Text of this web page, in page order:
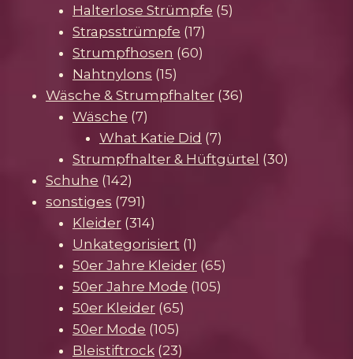
Produkte
Halterlose Strümpfe 55
Strapsstrümpfe 1717
Produkte
Strumpfhosen 6060
Nahtnylons 1515
Produkte
Wäsche & Strumpfhalter 3636
Wäsche 77
Produkte
What Katie Did 77
Produkte
Strumpfhalter & Hüftgürtel 3030
Schuhe 142142
Produkte
sonstiges 791791
Produkte
Kleider 314314
Produkte
Unkategorisiert 11
Produkt
50er Jahre Kleider 6565
50er Jahre Mode 105105
50er Kleider 6565
50er Mode 105105
Produkte
Bleistiftrock 2323